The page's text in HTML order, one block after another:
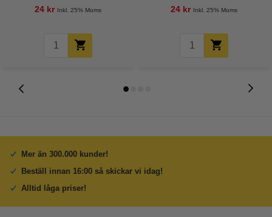
24 kr Inkl. 25% Moms 24 kr Inkl. 25% Moms
Mer än 300.000 kunder!
Beställ innan 16:00 så skickar vi idag!
Alltid låga priser!